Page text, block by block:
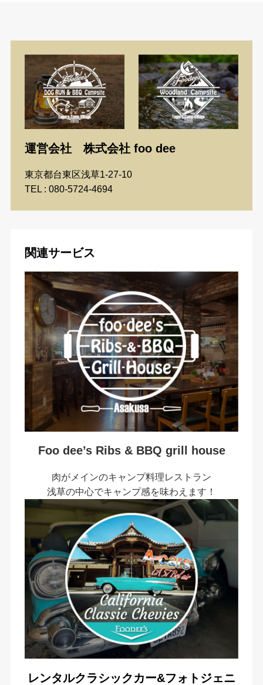
運営会社 株式会社 foo dee
東京都台東区浅草1-27-10
TEL : 080-5724-4694
関連サービス
Foo dee’s Ribs & BBQ grill house
肉がメインのキャンプ料理レストラン
浅草の中心でキャンプ感を味わえます！
レンタルクラシックカー&フォトジェニ